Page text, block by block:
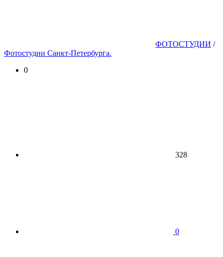
ФОТОСТУДИИ /
Фотостудии Санкт-Петербурга.
0
328
0